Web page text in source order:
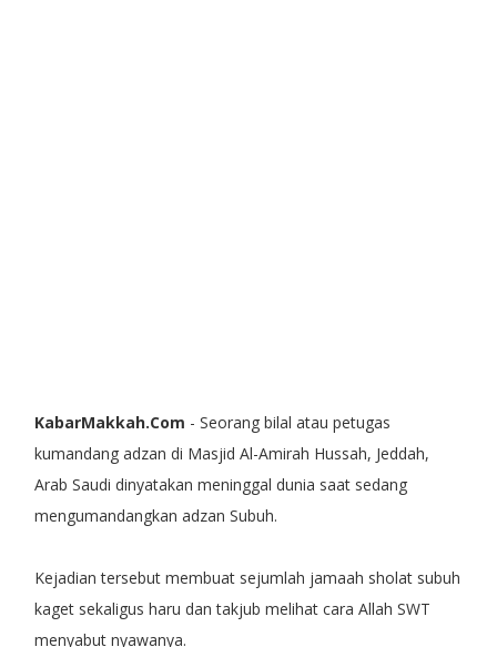
KabarMakkah.Com - Seorang bilal atau petugas
kumandang adzan di Masjid Al-Amirah Hussah, Jeddah,
Arab Saudi dinyatakan meninggal dunia saat sedang
mengumandangkan adzan Subuh.
Kejadian tersebut membuat sejumlah jamaah sholat subuh
kaget sekaligus haru dan takjub melihat cara Allah SWT
menyabut nyawanya.